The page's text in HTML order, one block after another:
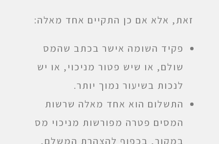
זאת, אלא אם כן התקיים אחד מאלה:
פקיד השומה אישר בכתב שהמס
שולם, או שיש פטור מניכוי, או יש
לנכות בשיעור נמוך יותר.
התשלום הוא אחד מאלה שרשות
המסים פטרה מפורשות מניכוי מס
במקור, בכפוף להצהרת המשלם,